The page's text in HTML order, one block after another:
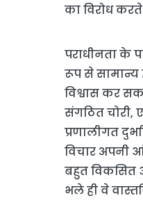
का विरोध करते
पराधीनता के
रूप से सामान्य
विश्वास कर
संगठित चोरी,
प्रणालीगत
विचार अपनी
बहुत विकसित
भले ही वे